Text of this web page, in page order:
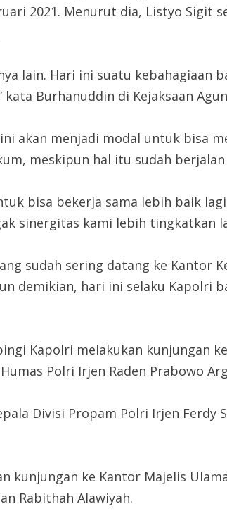
2021. Menurut dia, Listyo Sigit
lain. Hari ini suatu kebahagiaan
Burhanuddin di Kejaksaan
akan menjadi modal untuk bisa
meskipun hal itu sudah berjalan
bisa bekerja sama lebih baik
sinergitas kami lebih tingkatkan
sudah sering datang ke Kantor
demikian, hari ini selaku Kapolri
Kapolri melakukan kunjungan
Polri Irjen Raden Prabowo
Divisi Propam Polri Irjen
kunjungan ke Kantor Majelis
Rabithah Alawiyah.